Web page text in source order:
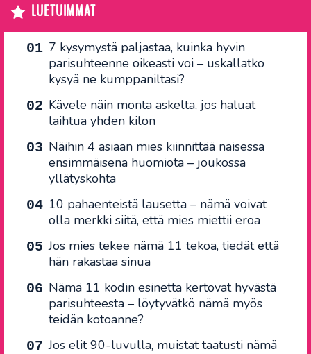
LUETUIMMAT
7 kysymystä paljastaa, kuinka hyvin
parisuhteenne oikeasti voi – uskallatko
kysyä ne kumppaniltasi?
Kävele näin monta askelta, jos haluat
laihtua yhden kilon
Näihin 4 asiaan mies kiinnittää naisessa
ensimmäisenä huomiota – joukossa
yllätyskohta
10 pahaenteistä lausetta – nämä voivat
olla merkki siitä, että mies miettii eroa
Jos mies tekee nämä 11 tekoa, tiedät että
hän rakastaa sinua
Nämä 11 kodin esinettä kertovat hyvästä
parisuhteesta – löytyvätkö nämä myös
teidän kotoanne?
Jos elit 90-luvulla, muistat taatusti nämä